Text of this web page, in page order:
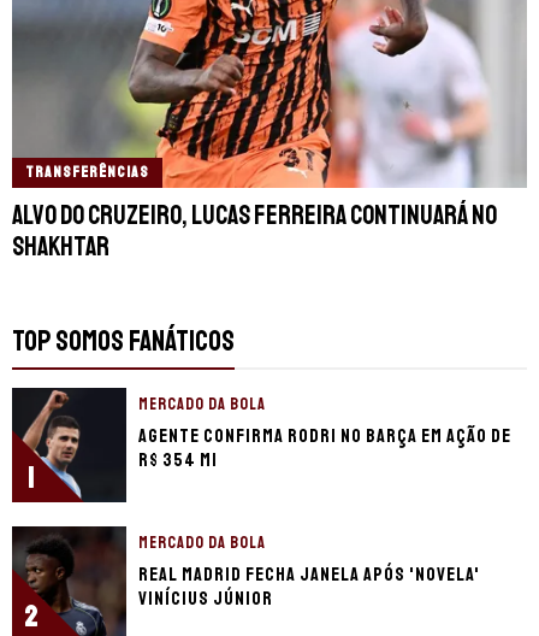
TRANSFERÊNCIAS
Alvo do Cruzeiro, Lucas Ferreira continuará no
Shakhtar
TOP SOMOS FANÁTICOS
1
MERCADO DA BOLA
Agente confirma Rodri no Barça em ação de
R$ 354 mi
2
MERCADO DA BOLA
Real Madrid fecha janela após 'novela'
Vinícius Júnior